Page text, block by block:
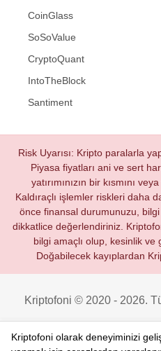
CoinGlass
SoSoValue
CryptoQuant
IntoTheBlock
Santiment
Risk Uyarısı: Kripto paralarla
Piyasa fiyatları ani ve sert
yatırımınızın bir kısmını
Kaldıraçlı işlemler riskleri daha
önce finansal durumunuzu, bilgi
dikkatlice değerlendiriniz.
bilgi amaçlı olup, kesinlik ve
Doğabilecek kayıplardan
Kriptofoni © 2020 - 2026.
Kriptofoni olarak deneyiminizi